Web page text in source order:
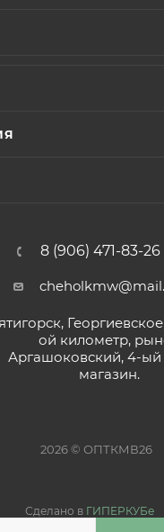
8 (906) 471-83-26
ой километр,
Аргашоковский, 4-ый
магазин.
2026 © ОПТКМВ26
Сделано в ГИПЕРКУБе